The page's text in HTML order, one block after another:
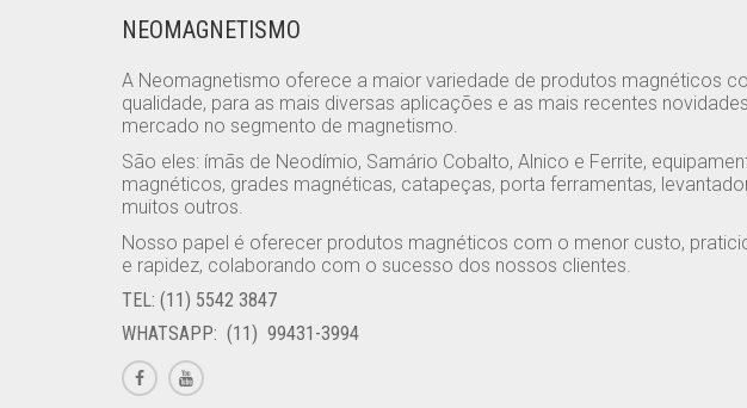
NEOMAGNETISMO
A Neomagnetismo oferece a maior variedade de produtos magnéticos
qualidade, para as mais diversas aplicações e as mais recentes
mercado no segmento de magnetismo.
São eles: ímãs de Neodímio, Samário Cobalto, Alnico e Ferrite,
magnéticos, grades magnéticas, catapeças, porta ferramentas,
muitos outros.
Nosso papel é oferecer produtos magnéticos com o menor custo,
e rapidez, colaborando com o sucesso dos nossos clientes.
TEL: (11) 5542 3847
WHATSAPP: (11) 99431-3994